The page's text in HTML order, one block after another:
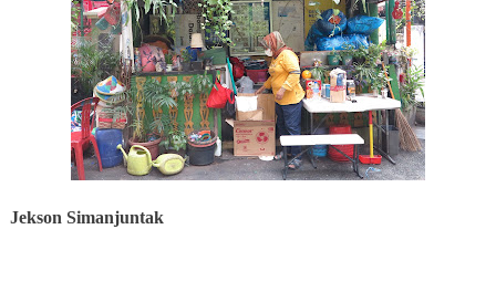
Sari
Jekson Simanjuntak